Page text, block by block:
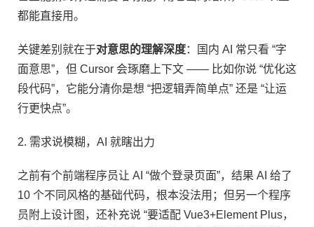
都能直接用。​
关键差别就在于对意思的理解深度：国内 AI 常只看 “字
面意思”，但 Cursor 会琢磨上下文 —— 比如你说 “优化这
段代码”，它能分清你是想 “把逻辑弄简单点” 还是 “让运
行更快点”。​
2. 需求说模糊，AI 就瞎出力​
之前有个前端程序员让 AI “做个登录页面”，结果 AI 给了
10 个不同风格的基础代码，根本没法用；但另一个程序
员附上设计图，还补充说 “要适配 Vue3+Element Plus，